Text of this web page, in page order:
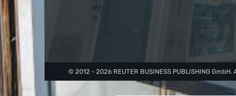
© 2012 - 2026 REUTER BUSINESS PUBLISHING